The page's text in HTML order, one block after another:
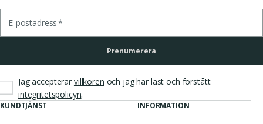
E-postadress*
Prenumerera
Jag accepterar villkoren och jag har läst och förstått
integritetspolicyn.
KUNDTJÄNST INFORMATION